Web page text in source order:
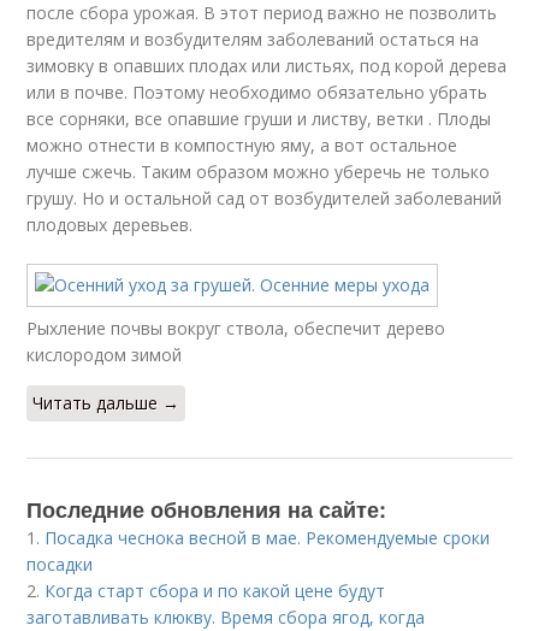
после сбора урожая. В этот период важно не позволить
вредителям и возбудителям заболеваний остаться на
зимовку в опавших плодах или листьях, под корой дерева
или в почве. Поэтому необходимо обязательно убрать
все сорняки, все опавшие груши и листву, ветки . Плоды
можно отнести в компостную яму, а вот остальное
лучше сжечь. Таким образом можно уберечь не только
грушу. Но и остальной сад от возбудителей заболеваний
плодовых деревьев.
Рыхление почвы вокруг ствола, обеспечит дерево
кислородом зимой
Читать дальше →
Последние обновления на сайте:
1. Посадка чеснока весной в мае. Рекомендуемые сроки
посадки
2. Когда старт сбора и по какой цене будут
заготавливать клюкву. Время сбора ягод, когда